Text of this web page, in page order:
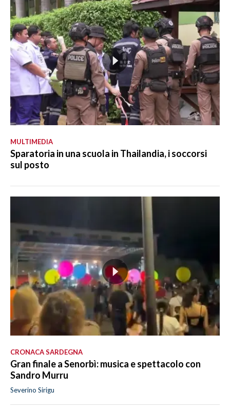
MULTIMEDIA
Sparatoria in una scuola in Thailandia, i soccorsi
sul posto
CRONACA SARDEGNA
Gran finale a Senorbì: musica e spettacolo con
Sandro Murru
Severino Sirigu